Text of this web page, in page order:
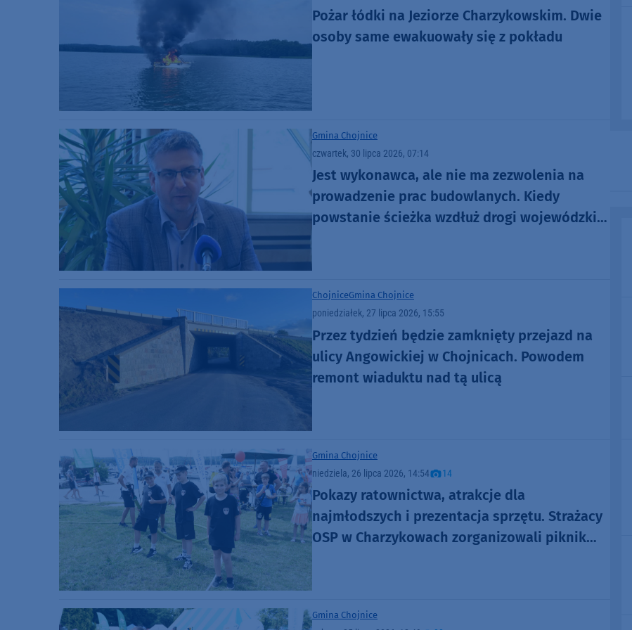
Pożar łódki na Jeziorze Charzykowskim. Dwie
osoby same ewakuowały się z pokładu
Gmina Chojnice
czwartek, 30 lipca 2026, 07:14
Jest wykonawca, ale nie ma zezwolenia na
prowadzenie prac budowlanych. Kiedy
powstanie ścieżka wzdłuż drogi wojewódzkiej
ChojniceGmina Chojnice
poniedziałek, 27 lipca 2026, 15:55
Przez tydzień będzie zamknięty przejazd na
ulicy Angowickiej w Chojnicach. Powodem
remont wiaduktu nad tą ulicą
Gmina Chojnice
niedziela, 26 lipca 2026, 14:54 14
Pokazy ratownictwa, atrakcje dla
najmłodszych i prezentacja sprzętu. Strażacy
OSP w Charzykowach zorganizowali piknik
Gmina Chojnice